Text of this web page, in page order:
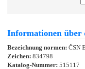
Informationen über
Bezeichnung normen: ČSN
Zeichen: 834798
Katalog-Nummer: 515117